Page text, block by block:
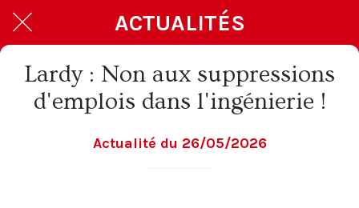
ACTUALITÉS
Lardy : Non aux suppressions
d'emplois dans l'ingénierie !
Actualité du 26/05/2026